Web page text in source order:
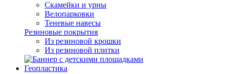
Скамейки и урны
Велопарковки
Теневые навесы
Резиновые покрытия
Из резиновой крошки
Из резиновой плитки
Геопластика